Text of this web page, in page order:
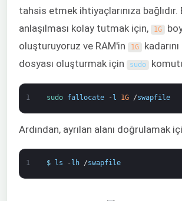
tahsis etmek ihtiyaçlarınıza
anlaşılması kolay tutmak için,
1G
oluşturuyoruz ve RAM'in
1G
dosyası oluşturmak için
sudo
1 sudo fallocate -l 1G /swapfile
Ardından, ayrılan alanı doğrulamak
1 $ ls - lh /swapfile